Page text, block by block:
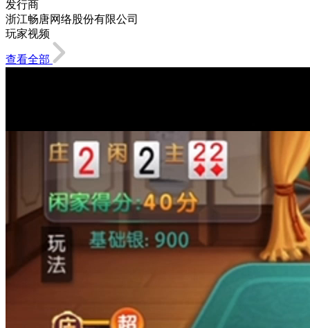
发行商
浙江畅唐网络股份有限公司
玩家视频
查看全部